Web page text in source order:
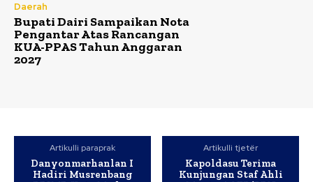
Daerah
Bupati Dairi Sampaikan Nota
Pengantar Atas Rancangan
KUA-PPAS Tahun Anggaran
2027
Artikulli paraprak
Danyonmarhanlan I
Hadiri Musrenbang
Artikulli tjetër
Kapoldasu Terima
Kunjungan Staf Ahli